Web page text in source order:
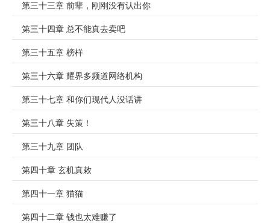
第三十三章 前辈，刚刚没有认出你
第三十四章 总不能真去卖吧
第三十五章 榜样
第三十六章 耀界多频道网络机构
第三十七章 和你们现代人没话讲
第三十八章 失策！
第三十九章 团队
第四十章 玄机真敕
第四十一章 猫猫
第四十二章 钱也太难赚了